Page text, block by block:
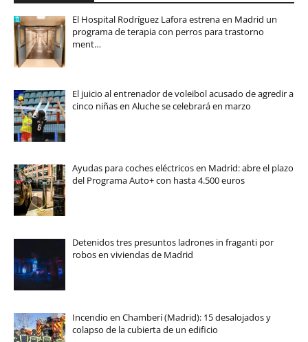
El Hospital Rodríguez Lafora estrena en Madrid un
programa de terapia con perros para trastorno
ment…
El juicio al entrenador de voleibol acusado de agredir a
cinco niñas en Aluche se celebrará en marzo
Ayudas para coches eléctricos en Madrid: abre el plazo
del Programa Auto+ con hasta 4.500 euros
Detenidos tres presuntos ladrones in fraganti por
robos en viviendas de Madrid
Incendio en Chamberí (Madrid): 15 desalojados y
colapso de la cubierta de un edificio